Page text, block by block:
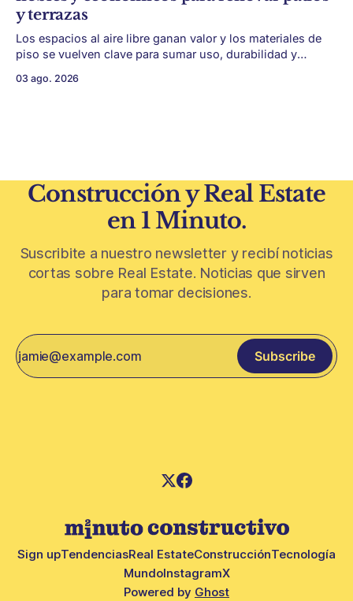
y terrazas
Los espacios al aire libre ganan valor y los materiales de
piso se vuelven clave para sumar uso, durabilidad y
y terrazas se volvieron protagonistas de la vivienda.
03 ago. 2026
Construcción y Real Estate
en 1 Minuto.
Suscribite a nuestro newsletter y recibí noticias
cortas sobre Real Estate. Noticias que sirven
para tomar decisiones.
Subscribe
Sign upTendenciasReal EstateConstrucciónTecnología
MundoInstagramX
Powered by Ghost